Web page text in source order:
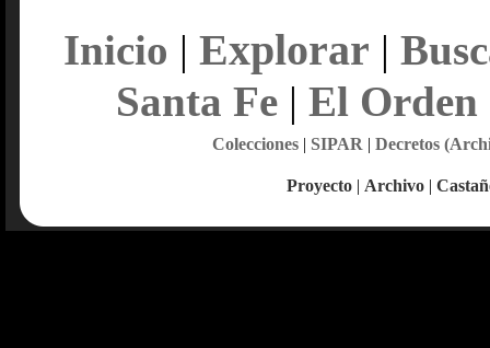
Inicio | Explorar |
Santa Fe| El Orden
Colecciones| SIPAR | Decretos
Proyecto | Archivo |